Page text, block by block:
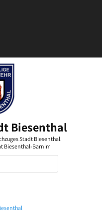
Biesenthal
Stadt Biesenthal.
Biesenthal-Barnim